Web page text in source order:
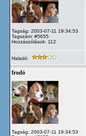
Tagság: 2003-07-11 19:34:53
Tagszám: #5655
Hozzászólások: 112
Haladó
frodó
Tagság: 2003-07-11 19:34:53